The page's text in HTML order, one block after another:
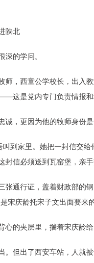
陕北
的学问。
师，西童公学校长，出入
这是党内专门负责情报和
，更因为他的牧师身份是
到家里。她把一封信交
封信必须送到瓦窑堡，亲
张通行证，盖着财政部的
宋庆龄托宋子文出面要来
的夹层里，揣着宋庆龄
但出了西安车站，人就被